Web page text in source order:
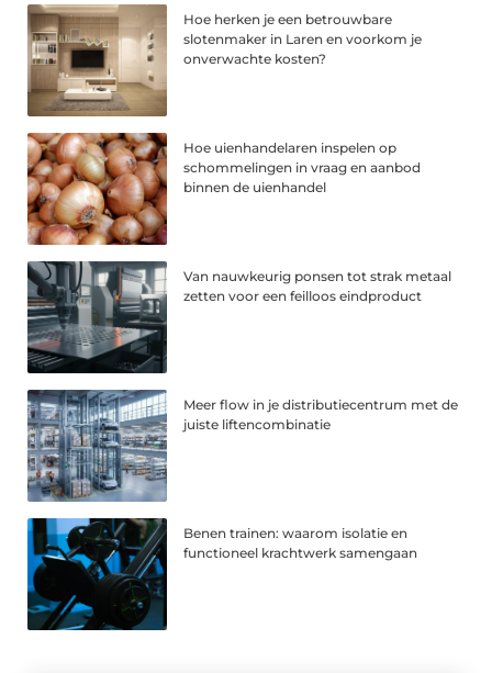
Hoe herken je een betrouwbare
slotenmaker in Laren en voorkom je
onverwachte kosten?
Hoe uienhandelaren inspelen op
schommelingen in vraag en aanbod
binnen de uienhandel
Van nauwkeurig ponsen tot strak metaal
zetten voor een feilloos eindproduct
Meer flow in je distributiecentrum met de
juiste liftencombinatie
Benen trainen: waarom isolatie en
functioneel krachtwerk samengaan